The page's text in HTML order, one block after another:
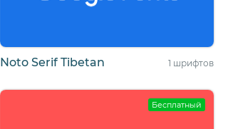
Noto Serif Tibetan 1 шрифтов
Бесплатный